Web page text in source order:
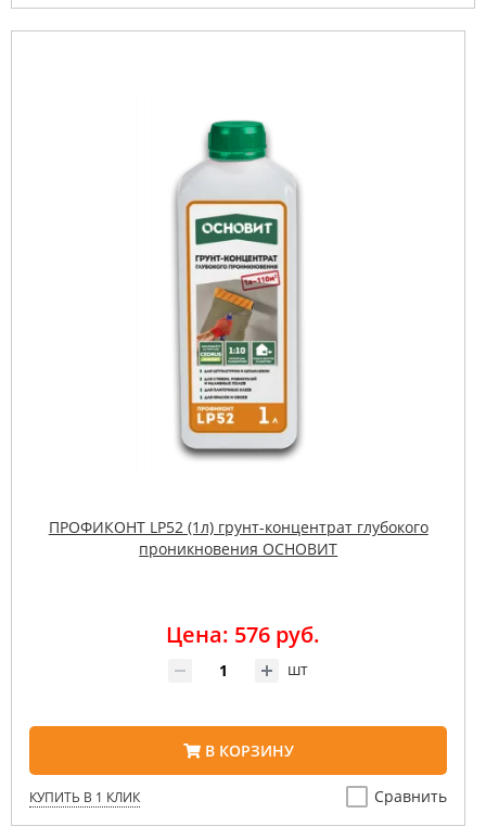
ПРОФИКОНТ LP52 (1л) грунт-концентрат глубокого
проникновения ОСНОВИТ
Цена: 576 руб.
шт
В КОРЗИНУ
КУПИТЬ В 1 КЛИК Сравнить